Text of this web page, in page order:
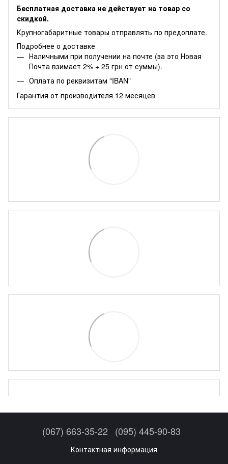
Бесплатная доставка не действует на товар со
скидкой.
Крупногабаритные товары отправлять по предоплате.
Подробнее о доставке
Наличными при получении на почте (за это Новая
Почта взимает 2% + 25 грн от суммы).
Оплата по реквизитам "IBAN"
Гарантия от производителя 12 месяцев
(067) 663-35-22 (095) 445-90-83
Контактная информация